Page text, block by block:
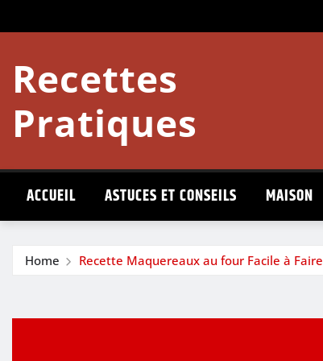
to
Recettes
Pratiques
ACCUEIL ASTUCES ET CONSEILS MAISON
Home Recette Maquereaux au four Facile à Faire